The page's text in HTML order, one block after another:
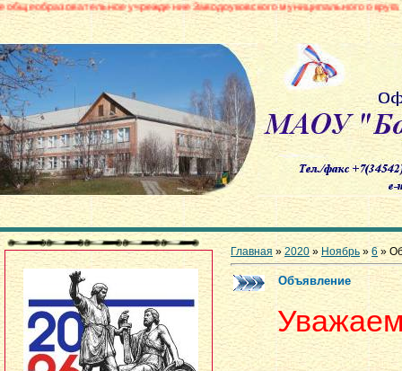
Заводоуковского муниципального округа «Боровинская
Главная »2020 » Ноябрь » 6 »
Объявление